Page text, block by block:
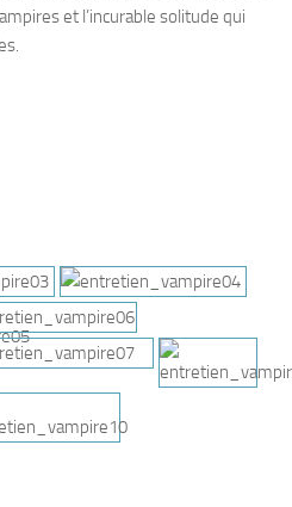
et l’incurable solitude qui